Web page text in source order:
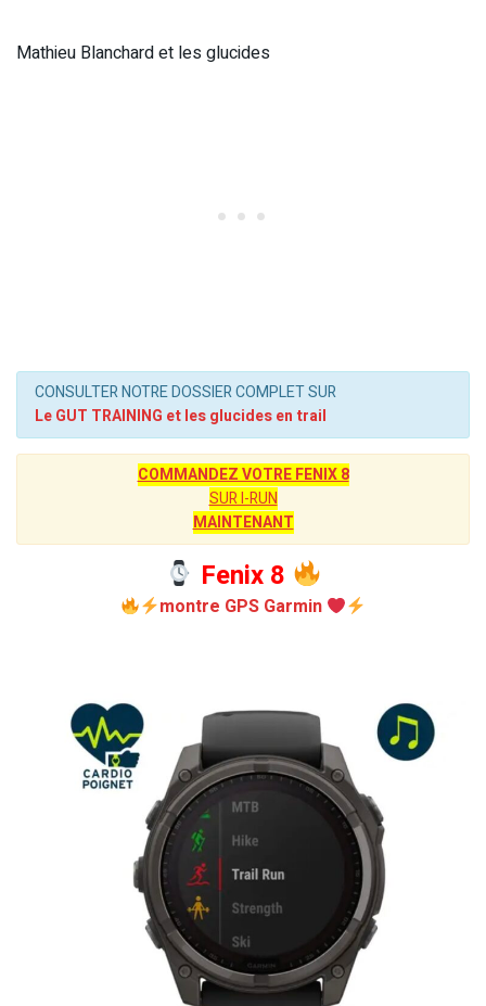
Mathieu Blanchard et les glucides
CONSULTER NOTRE DOSSIER COMPLET SUR
Le GUT TRAINING et les glucides en trail
COMMANDEZ VOTRE FENIX 8
SUR I-RUN
MAINTENANT
Fenix 8
montre GPS Garmin